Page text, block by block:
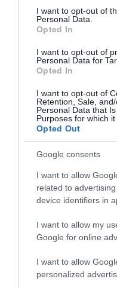
consent section.
I want to opt-out of
Personal Data.
Opted In
I want to opt-out of
Personal Data for
Opted In
I want to opt-out of
Retention, Sale,
Personal Data that
Purposes for which it
Opted Out
Google consents
I want to allow
related to
device identifiers in
I want to allow my
Google for online
I want to allow
personalized
Kínos, de vesztésre
háborúban
Tavaly több mint 3 ezer
százalékos növekedést